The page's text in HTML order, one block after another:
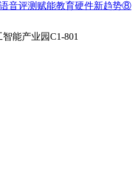
音评测赋能教育硬件新趋势⑧
能产业园C1-801